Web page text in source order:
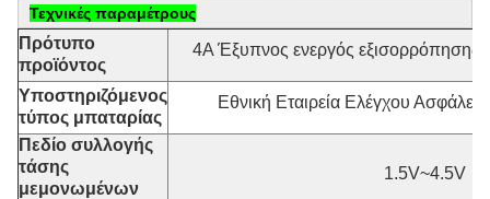
Τεχνικές παραμέτρους
Πρότυπο
προϊόντος
4Α Έξυπνος ενεργός εξισορρόπησης
Υποστηριζόμενος
τύπος μπαταρίας
Εθνική Εταιρεία Ελέγχου
Πεδίο συλλογής
τάσης
μεμονωμένων
1.5V~4.5V